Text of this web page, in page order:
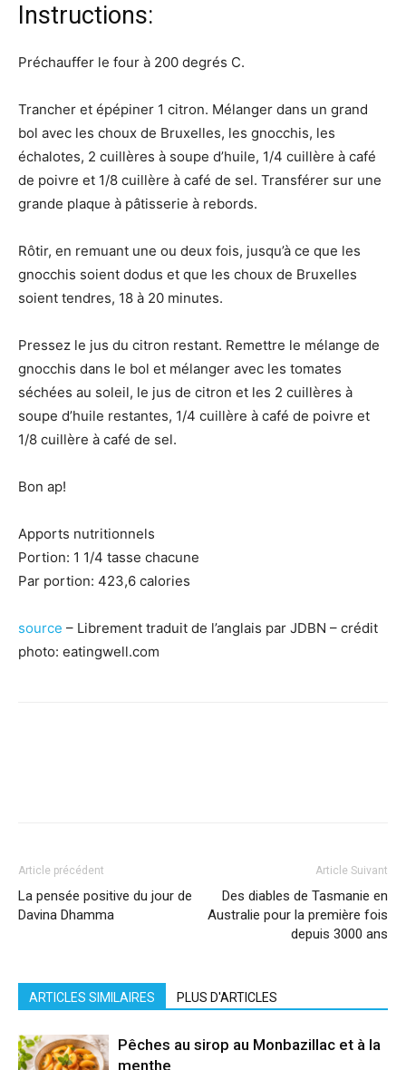
Instructions:
Préchauffer le four à 200 degrés C.
Trancher et épépiner 1 citron. Mélanger dans un grand
bol avec les choux de Bruxelles, les gnocchis, les
échalotes, 2 cuillères à soupe d’huile, 1/4 cuillère à café
de poivre et 1/8 cuillère à café de sel. Transférer sur une
grande plaque à pâtisserie à rebords.
Rôtir, en remuant une ou deux fois, jusqu’à ce que les
gnocchis soient dodus et que les choux de Bruxelles
soient tendres, 18 à 20 minutes.
Pressez le jus du citron restant. Remettre le mélange de
gnocchis dans le bol et mélanger avec les tomates
séchées au soleil, le jus de citron et les 2 cuillères à
soupe d’huile restantes, 1/4 cuillère à café de poivre et
1/8 cuillère à café de sel.
Bon ap!
Apports nutritionnels
Portion: 1 1/4 tasse chacune
Par portion: 423,6 calories
source – Librement traduit de l’anglais par JDBN – crédit
photo: eatingwell.com
Article précédent
La pensée positive du jour de
Davina Dhamma
Article Suivant
Des diables de Tasmanie en
Australie pour la première fois
depuis 3000 ans
ARTICLES SIMILAIRES PLUS D'ARTICLES
Pêches au sirop au Monbazillac et à la
menthe